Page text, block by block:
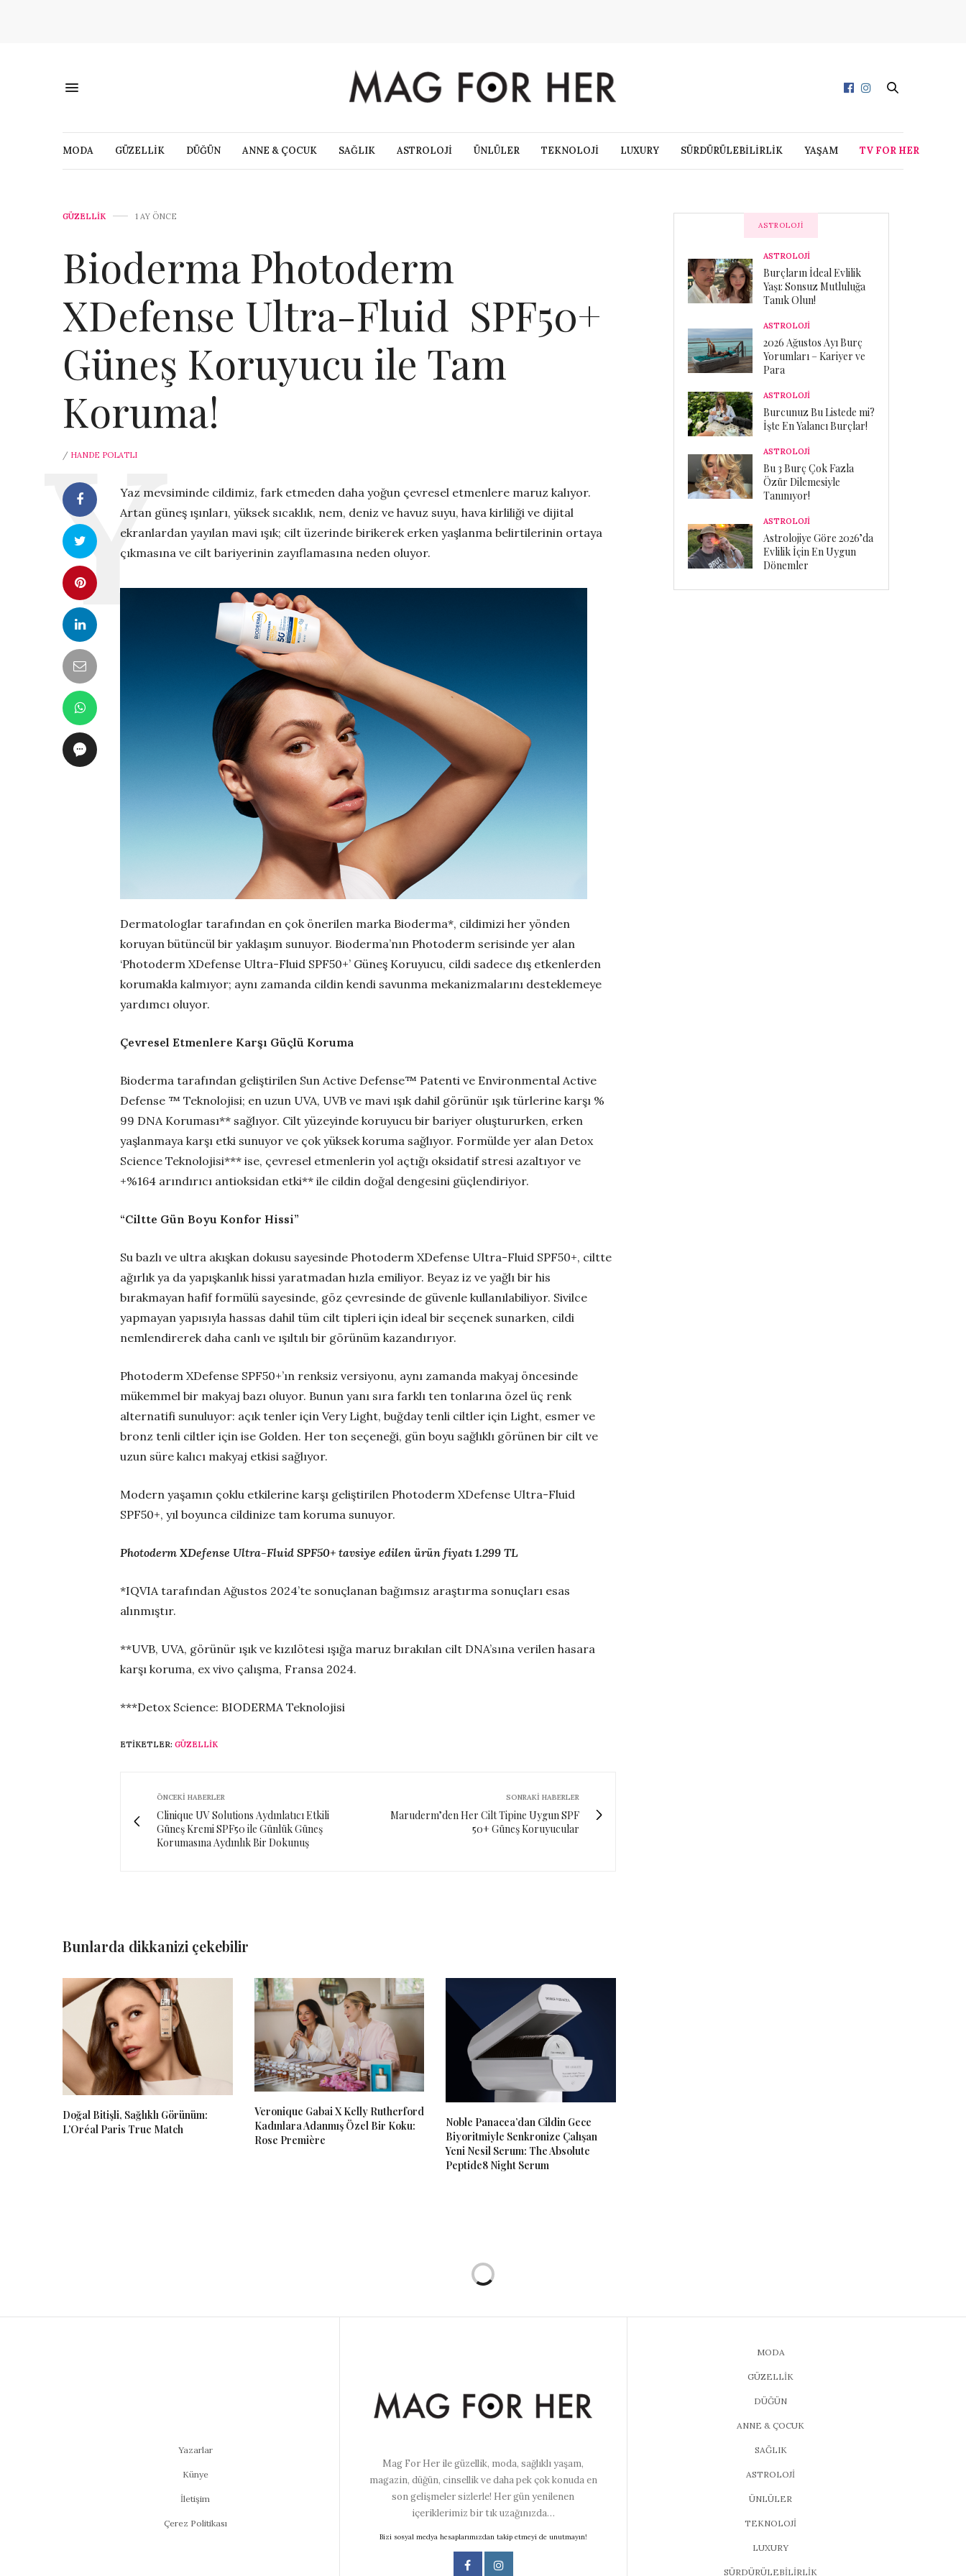
MODA GÜZELLİK DÜĞÜN ANNE & ÇOCUK SAĞLIK ASTROLOJİ ÜNLÜLER TEKNOLOJİ LUXURY SÜRDÜRÜLEBİLİRLİK YAŞAM TV FOR HER
GÜZELLİK 1 AY ÖNCE
Bioderma Photoderm
XDefense Ultra-Fluid SPF50+
Güneş Koruyucu ile Tam
Koruma!
/ HANDE POLATLI
Yaz mevsiminde cildimiz, fark etmeden daha yoğun çevresel etmenlere maruz kalıyor.
Artan güneş ışınları, yüksek sıcaklık, nem, deniz ve havuz suyu, hava kirliliği ve dijital
ekranlardan yayılan mavi ışık; cilt üzerinde birikerek erken yaşlanma belirtilerinin ortaya
çıkmasına ve cilt bariyerinin zayıflamasına neden oluyor.
Dermatologlar tarafından en çok önerilen marka Bioderma*, cildimizi her yönden
koruyan bütüncül bir yaklaşım sunuyor. Bioderma’nın Photoderm serisinde yer alan
‘Photoderm XDefense Ultra-Fluid SPF50+’ Güneş Koruyucu, cildi sadece dış etkenlerden
korumakla kalmıyor; aynı zamanda cildin kendi savunma mekanizmalarını desteklemeye
yardımcı oluyor.
Çevresel Etmenlere Karşı Güçlü Koruma
Bioderma tarafından geliştirilen Sun Active Defense™ Patenti ve Environmental Active
Defense ™ Teknolojisi; en uzun UVA, UVB ve mavi ışık dahil görünür ışık türlerine karşı %
99 DNA Koruması** sağlıyor. Cilt yüzeyinde koruyucu bir bariyer oluştururken, erken
yaşlanmaya karşı etki sunuyor ve çok yüksek koruma sağlıyor. Formülde yer alan Detox
Science Teknolojisi*** ise, çevresel etmenlerin yol açtığı oksidatif stresi azaltıyor ve
+%164 arındırıcı antioksidan etki** ile cildin doğal dengesini güçlendiriyor.
“Ciltte Gün Boyu Konfor Hissi”
Su bazlı ve ultra akışkan dokusu sayesinde Photoderm XDefense Ultra-Fluid SPF50+, ciltte
ağırlık ya da yapışkanlık hissi yaratmadan hızla emiliyor. Beyaz iz ve yağlı bir his
bırakmayan hafif formülü sayesinde, göz çevresinde de güvenle kullanılabiliyor. Sivilce
yapmayan yapısıyla hassas dahil tüm cilt tipleri için ideal bir seçenek sunarken, cildi
nemlendirerek daha canlı ve ışıltılı bir görünüm kazandırıyor.
Photoderm XDefense SPF50+’ın renksiz versiyonu, aynı zamanda makyaj öncesinde
mükemmel bir makyaj bazı oluyor. Bunun yanı sıra farklı ten tonlarına özel üç renk
alternatifi sunuluyor: açık tenler için Very Light, buğday tenli ciltler için Light, esmer ve
bronz tenli ciltler için ise Golden. Her ton seçeneği, gün boyu sağlıklı görünen bir cilt ve
uzun süre kalıcı makyaj etkisi sağlıyor.
Modern yaşamın çoklu etkilerine karşı geliştirilen Photoderm XDefense Ultra-Fluid
SPF50+, yıl boyunca cildinize tam koruma sunuyor.
Photoderm XDefense Ultra-Fluid SPF50+ tavsiye edilen ürün fiyatı 1.299 TL
*IQVIA tarafından Ağustos 2024’te sonuçlanan bağımsız araştırma sonuçları esas
alınmıştır.
**UVB, UVA, görünür ışık ve kızılötesi ışığa maruz bırakılan cilt DNA’sına verilen hasara
karşı koruma, ex vivo çalışma, Fransa 2024.
***Detox Science: BIODERMA Teknolojisi
ETIKETLER: GÜZELLIK
ÖNCEKI HABERLER
Clinique UV Solutions Aydınlatıcı Etkili
Güneş Kremi SPF50 ile Günlük Güneş
Korumasına Aydınlık Bir Dokunuş
SONRAKI HABERLER
Maruderm’den Her Cilt Tipine Uygun SPF
50+ Güneş Koruyucular
Bunlarda dikkanizi çekebilir
Doğal Bitişli, Sağlıklı Görünüm:
L’Oréal Paris True Match
Veronique Gabai X Kelly Rutherford
Kadınlara Adanmış Özel Bir Koku:
Rose Première
Noble Panacea’dan Cildin Gece
Biyoritmiyle Senkronize Çalışan
Yeni Nesil Serum: The Absolute
Peptide8 Night Serum
ASTROLOJI
ASTROLOJİ
Burçların İdeal Evlilik
Yaşı: Sonsuz Mutluluğa
Tanık Olun!
ASTROLOJİ
2026 Ağustos Ayı Burç
Yorumları – Kariyer ve
Para
ASTROLOJİ
Burcunuz Bu Listede mi?
İşte En Yalancı Burçlar!
ASTROLOJİ
Bu 3 Burç Çok Fazla
Özür Dilemesiyle
Tanınıyor!
ASTROLOJİ
Astrolojiye Göre 2026’da
Evlilik İçin En Uygun
Dönemler
Yazarlar
Künye
İletişim
Çerez Politikası
Mag For Her ile güzellik, moda, sağlıklı yaşam,
magazin, düğün, cinsellik ve daha pek çok konuda en
son gelişmeler sizlerle! Her gün yenilenen
içeriklerimiz bir tık uzağınızda…
Bizi sosyal medya hesaplarımızdan takip etmeyi de unutmayın!
MODA
GÜZELLİK
DÜĞÜN
ANNE & ÇOCUK
SAĞLIK
ASTROLOJİ
ÜNLÜLER
TEKNOLOJİ
LUXURY
SÜRDÜRÜLEBİLİRLİK